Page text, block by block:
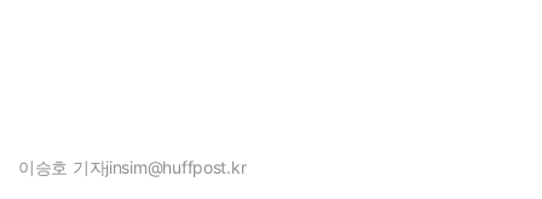
이승호 기자jinsim@huffpost.kr